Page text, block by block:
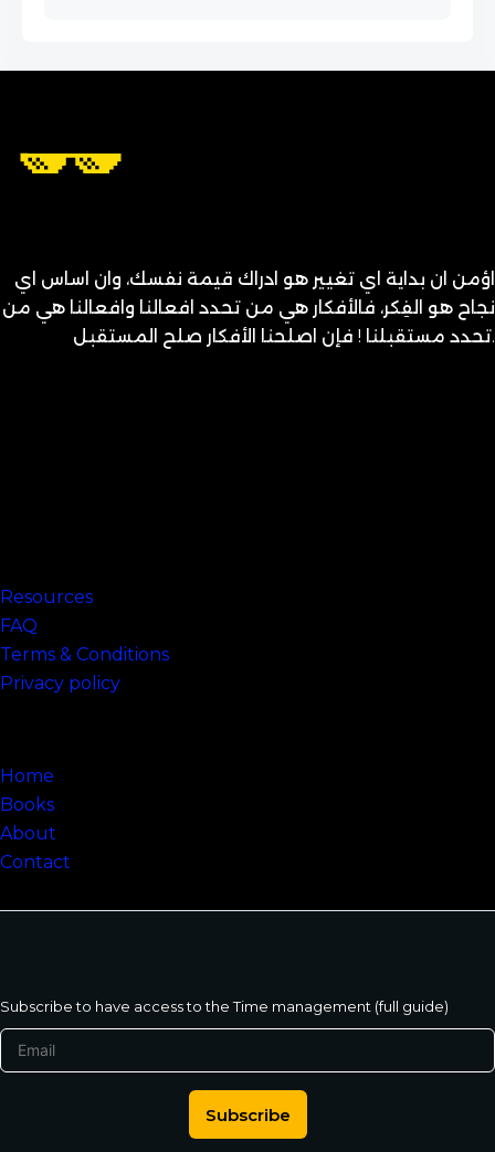
اؤمن ان بداية اي تغيير هو ادراك قيمة نفسك، وان اساس اي
نجاح هو الفِكر، فالأفكار هي من تحدد افعالنا وافعالنا هي من
تحدد مستقبلنا ! فإن اصلحنا الأفكار صلح المستقبل.
Resources
FAQ
Terms & Conditions
Privacy policy
Home
Books
About
Contact
Subscribe to have access to the Time management (full guide)
Subscribe